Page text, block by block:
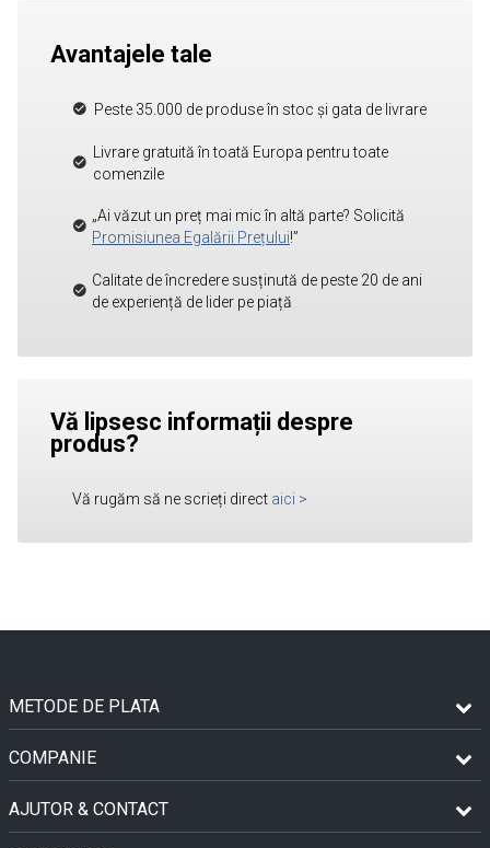
Avantajele tale
Peste 35.000 de produse în stoc și gata de livrare
Livrare gratuită în toată Europa pentru toate
comenzile
„Ai văzut un preț mai mic în altă parte? Solicită
Promisiunea Egalării Prețului!”
Calitate de încredere susținută de peste 20 de ani
de experiență de lider pe piață
Vă lipsesc informații despre
produs?
Vă rugăm să ne scrieți direct aici >
METODE DE PLATA
COMPANIE
AJUTOR & CONTACT